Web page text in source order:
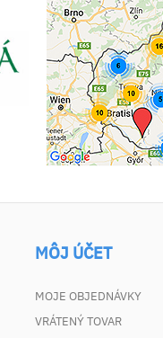
MÔJ ÚČET
MOJE OBJEDNÁVKY
VRÁTENÝ TOVAR